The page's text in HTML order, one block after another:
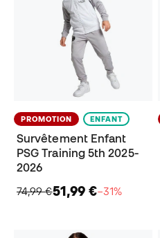
PROMOTION ENFANT
Survêtement Enfant
PSG Training 5th 2025-
2026
74,99 €51,99 €−31%